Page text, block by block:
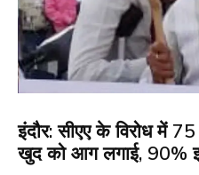
इंदौर: सीएए के विरोध में
खुद को आग लगाई, 90%